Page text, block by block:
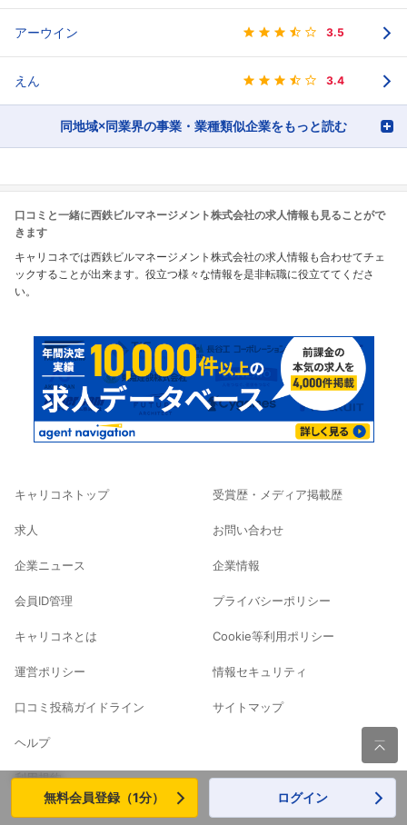
アーウイン 3.5
えん 3.4
同地域×同業界の事業・業種類似企業をもっと読む
口コミと一緒に西鉄ビルマネージメント株式会社の求人情報も見ることがで
きます
キャリコネでは西鉄ビルマネージメント株式会社の求人情報も合わせてチェ
ックすることが出来ます。役立つ様々な情報を是非転職に役立ててくださ
い。
キャリコネトップ
求人
企業ニュース
会員ID管理
キャリコネとは
運営ポリシー
口コミ投稿ガイドライン
ヘルプ
利用規約
受賞歴・メディア掲載歴
お問い合わせ
企業情報
プライバシーポリシー
Cookie等利用ポリシー
情報セキュリティ
サイトマップ

無料会員登録（1分） ログイン